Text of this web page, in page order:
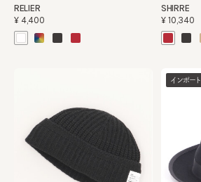
RELIER
¥4,400
SHIRRE
¥10,340
インポート